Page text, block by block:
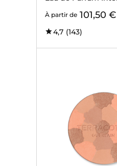
À partir de 101,50 €
4,7 (143)